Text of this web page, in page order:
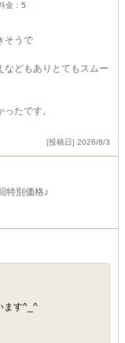
金： 5
そうで
などもありとてもスムー
たです。
[投稿日] 2026/8/3
特別価格♪
ます^_^